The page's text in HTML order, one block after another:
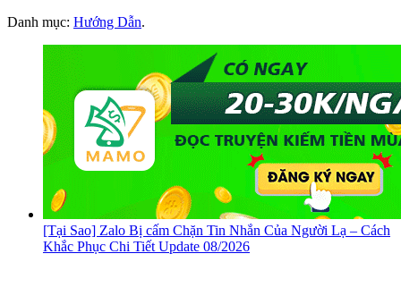
Danh mục: Hướng Dẫn.
[Tại Sao] Zalo Bị cấm Chặn Tin Nhắn Của Người Lạ – Cách
Khắc Phục Chi Tiết Update 08/2026